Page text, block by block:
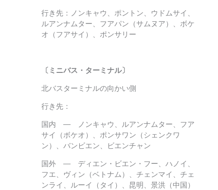
行き先：ノンキャウ、ポントン、ウドムサイ、
ルアンナムター、フアパン（サムヌア）、ボケ
オ（フアサイ）、ポンサリー
〔ミニバス・ターミナル〕
北バスターミナルの向かい側
行き先：
国内 ― ノンキャウ、ルアンナムター、フア
サイ（ボケオ）、ポンサワン（シェンクワ
ン）、バンビエン、ビエンチャン
国外 ― ディエン・ビエン・フー、ハノイ、
フエ、ヴィン（ベトナム）、チェンマイ、チェ
ンライ、ルーイ（タイ）、昆明、景洪（中国）